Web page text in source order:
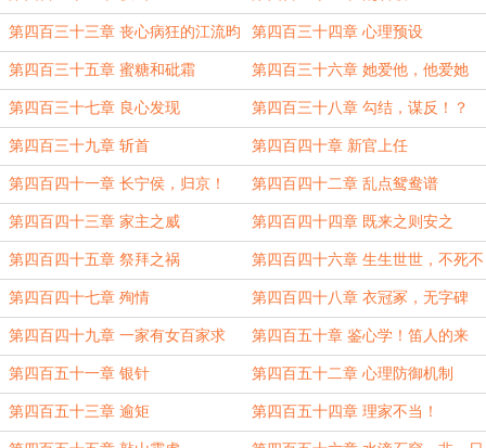
第四百三十三章 丧心病狂的江流昀 第四百三十四章 心理预设
第四百三十五章 蜜糖和砒霜 第四百三十六章 她爱他，他爱她
第四百三十七章 良心发现 第四百三十八章 勾结，谋反！？
第四百三十九章 斩首 第四百四十章 新官上任
第四百四十一章 长宁侯，归京！ 第四百四十二章 乱点鸳鸯谱
第四百四十三章 家主之威 第四百四十四章 既来之则安之
第四百四十五章 祭拜之祸 第四百四十六章 生生世世，不死不
休！
第四百四十七章 殉情 第四百四十八章 衣冠冢，无字碑
第四百四十九章 一家有女百家求 第四百五十章 鉴心学！笛人的来
历！
第四百五十一章 银针 第四百五十二章 心理防御机制
第四百五十三章 逾矩 第四百五十四章 理家不当！